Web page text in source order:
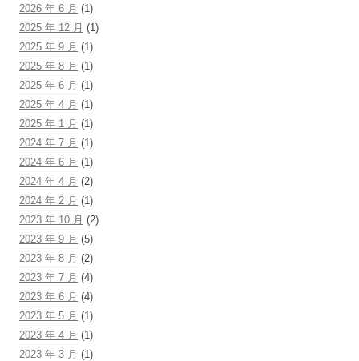
2026 年 6 月 (1)
2025 年 12 月 (1)
2025 年 9 月 (1)
2025 年 8 月 (1)
2025 年 6 月 (1)
2025 年 4 月 (1)
2025 年 1 月 (1)
2024 年 7 月 (1)
2024 年 6 月 (1)
2024 年 4 月 (2)
2024 年 2 月 (1)
2023 年 10 月 (2)
2023 年 9 月 (5)
2023 年 8 月 (2)
2023 年 7 月 (4)
2023 年 6 月 (4)
2023 年 5 月 (1)
2023 年 4 月 (1)
2023 年 3 月 (1)